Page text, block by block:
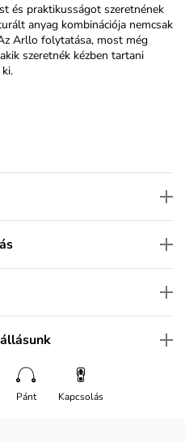
és praktikusságot szeretnének
anyag kombinációja nemcsak
Arllo folytatása, most még
szeretnék kézben tartani
Pánt Kapcsolás